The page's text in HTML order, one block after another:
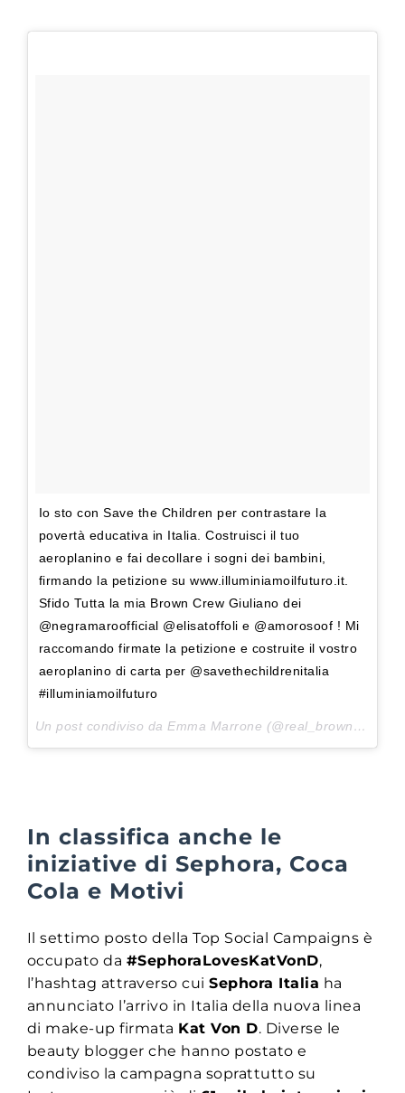
Io sto con Save the Children per contrastare la
povertà educativa in Italia. Costruisci il tuo
aeroplanino e fai decollare i sogni dei bambini,
firmando la petizione su www.illuminiamoilfuturo.it.
Sfido Tutta la mia Brown Crew Giuliano dei
@negramaroofficial @elisatoffoli e @amorosoof ! Mi
raccomando firmate la petizione e costruite il vostro
aeroplanino di carta per @savethechildrenitalia
#illuminiamoilfuturo
Un post condiviso da Emma Marrone (@real_brown) in data:
In classifica anche le
iniziative di Sephora, Coca
Cola e Motivi
Il settimo posto della Top Social Campaigns è
occupato da #SephoraLovesKatVonD,
l’hashtag attraverso cuiSephora Italia ha
annunciato l’arrivo in Italia della nuova linea
di make-up firmata Kat Von D. Diverse le
beauty blogger che hanno postato e
condiviso la campagna soprattutto su